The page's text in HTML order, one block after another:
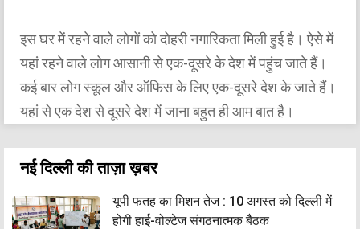
इस घर में रहने वाले लोगों को दोहरी नगारिकता मिली हुई है। ऐसे में
यहां रहने वाले लोग आसानी से एक-दूसरे के देश में पहुंच जाते हैं।
कई बार लोग स्कूल और ऑफिस के लिए एक-दूसरे देश के जाते हैं।
यहां से एक देश से दूसरे देश में जाना बहुत ही आम बात है।
नई दिल्ली की ताज़ा ख़बर
यूपी फतह का मिशन तेज : 10 अगस्त को दिल्ली में
होगी हाई-वोल्टेज संगठनात्मक बैठक